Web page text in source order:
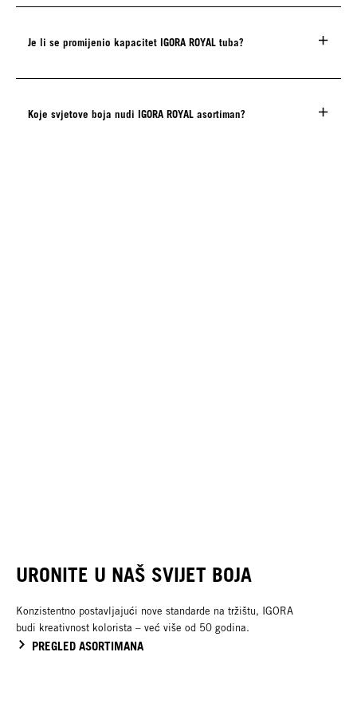
Je li se promijenio kapacitet IGORA ROYAL tuba?
Koje svjetove boja nudi IGORA ROYAL asortiman?
URONITE U NAŠ SVIJET BOJA
Konzistentno postavljajući nove standarde na tržištu, IGORA
budi kreativnost kolorista – već više od 50 godina.
PREGLED ASORTIMANA